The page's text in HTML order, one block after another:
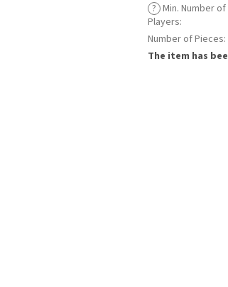
? Min. Number of
Players:
Number of Pieces:
The item has